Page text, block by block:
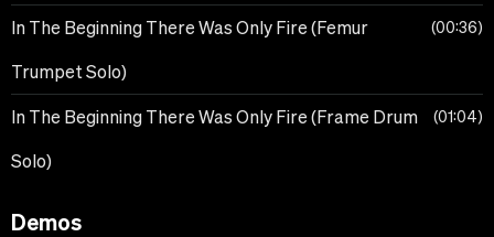
In The Beginning There Was Only Fire (Femur
Trumpet Solo)
00:36
In The Beginning There Was Only Fire (Frame Drum
Solo)
01:04
Demos